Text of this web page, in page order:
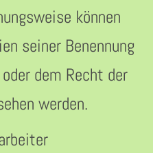
können
seiner Benennung
dem Recht der
werden.